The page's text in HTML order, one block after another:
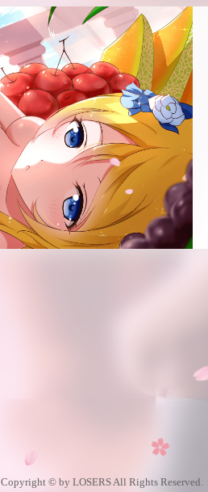
Copyright © by LOSERS All Rights Reserved.